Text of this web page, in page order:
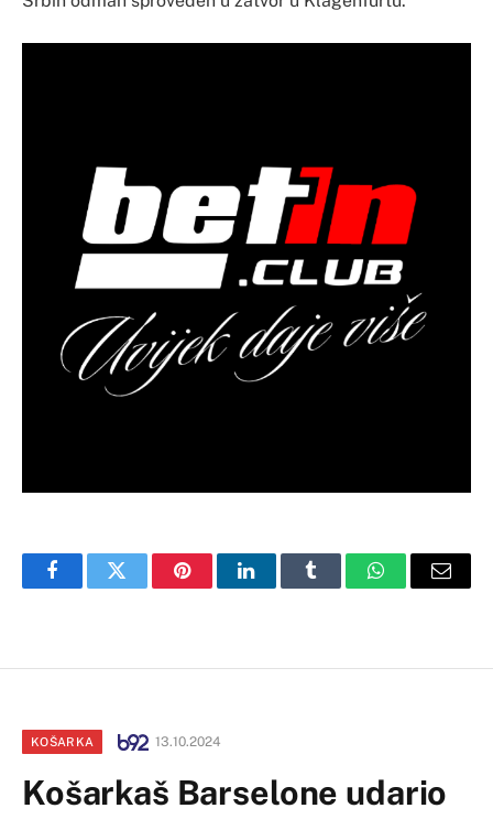
FacebookTwitter PinterestLinkedInTumblr WhatsAppEmail
KOŠARKA 13.10.2024
Košarkaš Barselone udario